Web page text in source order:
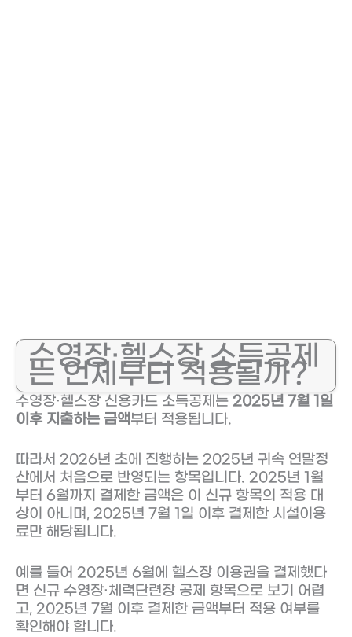
수영장·헬스장 소득공제
는 언제부터 적용될까?
수영장·헬스장 신용카드 소득공제는 2025년 7월 1일
이후 지출하는 금액부터 적용됩니다.
따라서 2026년 초에 진행하는 2025년 귀속 연말정
산에서 처음으로 반영되는 항목입니다. 2025년 1월
부터 6월까지 결제한 금액은 이 신규 항목의 적용 대
상이 아니며, 2025년 7월 1일 이후 결제한 시설이용
료만 해당됩니다.
예를 들어 2025년 6월에 헬스장 이용권을 결제했다
면 신규 수영장·체력단련장 공제 항목으로 보기 어렵
고, 2025년 7월 이후 결제한 금액부터 적용 여부를
확인해야 합니다.